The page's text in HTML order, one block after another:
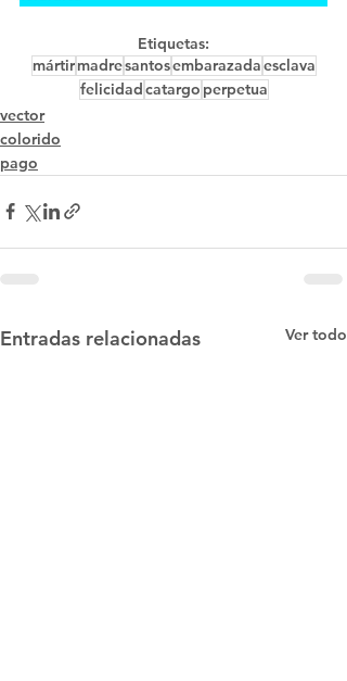
Etiquetas:
mártirmadresantosembarazadaesclava
felicidadcatargo perpetua
vector
colorido
pago
Entradas relacionadas Ver todo